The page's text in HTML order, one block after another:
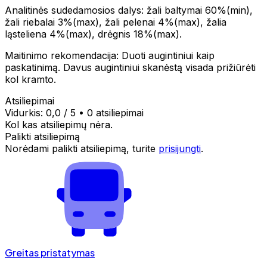
Analitinės sudedamosios dalys: žali baltymai 60%(min),
žali riebalai 3%(max), žali pelenai 4%(max), žalia
ląsteliena 4%(max), drėgnis 18%(max).
Maitinimo rekomendacija: Duoti augintiniui kaip
paskatinimą. Davus augintiniui skanėstą visada prižiūrėti
kol kramto.
Atsiliepimai
Vidurkis: 0,0 / 5 • 0 atsiliepimai
Kol kas atsiliepimų nėra.
Palikti atsiliepimą
Norėdami palikti atsiliepimą, turite prisijungti.
Greitas pristatymas